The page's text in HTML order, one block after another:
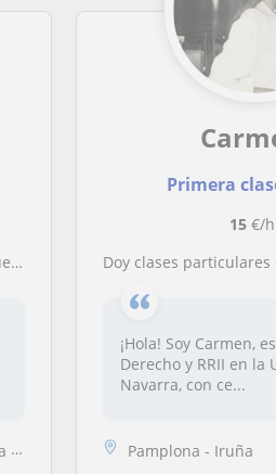
Primera
15€/h
Doy clases particulares de inglés, desde
¡Hola! Soy Carmen,
Derecho y RRII en la
Navarra, con ce...
Pamplona - Iruña